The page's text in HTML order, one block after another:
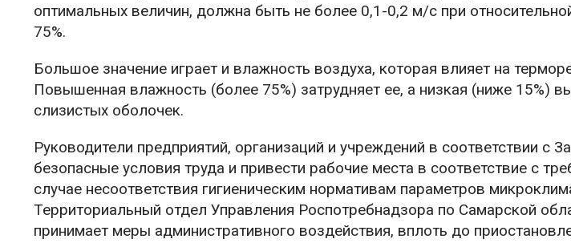
оптимальных величин, должна быть не более 0,1-0,2 м/с при
75%.
Большое значение играет и влажность воздуха, которая влияет на
Повышенная влажность (более 75%) затрудняет ее, а низкая (ниже 15%)
слизистых оболочек.
Руководители предприятий, организаций и учреждений в соответствии с
безопасные условия труда и привести рабочие места в соответствие с
случае несоответствия гигиеническим нормативам параметров
Территориальный отдел Управления Роспотребнадзора по Самарской
принимает меры административного воздействия, вплоть до